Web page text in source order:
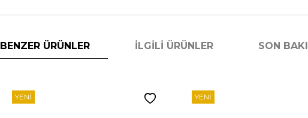
BENZER ÜRÜNLER İLGILI ÜRÜNLER SON
YENI YENI